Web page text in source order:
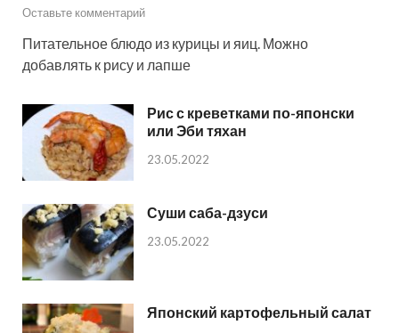
Оставьте комментарий
Питательное блюдо из курицы и яиц. Можно
добавлять к рису и лапше
Рис с креветками по-японски
или Эби тяхан
23.05.2022
Суши саба-дзуси
23.05.2022
Японский картофельный салат